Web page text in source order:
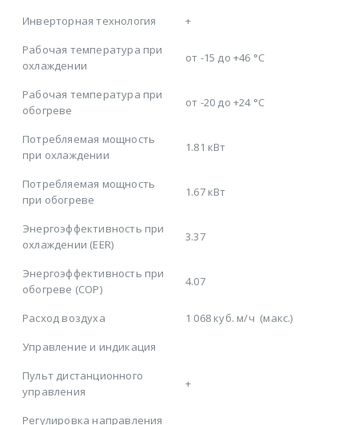
Инверторная технология
+
Рабочая температура при
охлаждении
от -15 до +46 °C
Рабочая температура при
обогреве
от -20 до +24 °C
Потребляемая мощность
при охлаждении
1.81 кВт
Потребляемая мощность
при обогреве
1.67 кВт
Энергоэффективность при
охлаждении (EER)
3.37
Энергоэффективность при
обогреве (COP)
4.07
Расход воздуха 1 068 куб. м/ч (макс.)
Управление и индикация
Пульт дистанционного
управления
+
Регулировка направления